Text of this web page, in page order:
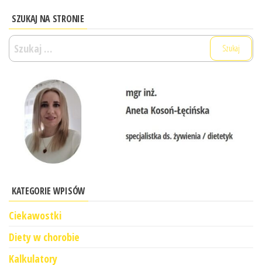
SZUKAJ NA STRONIE
Szukaj:
KATEGORIE WPISÓW
Ciekawostki
Diety w chorobie
Kalkulatory